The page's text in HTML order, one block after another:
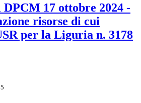
17 ottobre 2024 -
risorse di cui
per la Liguria n. 3178